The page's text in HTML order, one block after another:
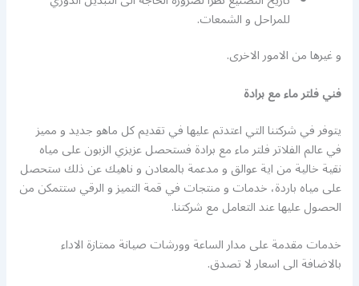
للمراحل و الشمعات.
و غيرها من الامور الاخرى.
فني فلتر ماء مع برادة
يتوفر في شركتنا التي اعتدتم عليها في تقديم كل ماهو جديد و مميز
في عالم الفلاتر فلتر ماء مع برادة فستحصل عزيزي الزبون على مياه
نقية خالية من اية عوالق و مدعمة بالمعادن و ناهيك عن ذلك ستحصل
على مياه باردة، خدمات و منتجات في قمة التميز و الرقي ستتمكن من
الحصول عليها عند التعامل مع شركتنا.
خدمات مقدمة على مدار الساعة وورشات صيانة ممتازة الاداء
بالاضافة الى اسعار لا تصدق.